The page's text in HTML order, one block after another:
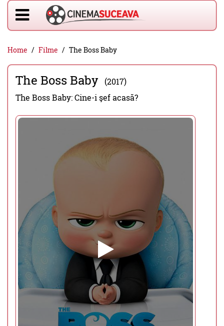
Home Filme The Boss Baby
The Boss Baby (2017)
The Boss Baby: Cine-i şef acasă?